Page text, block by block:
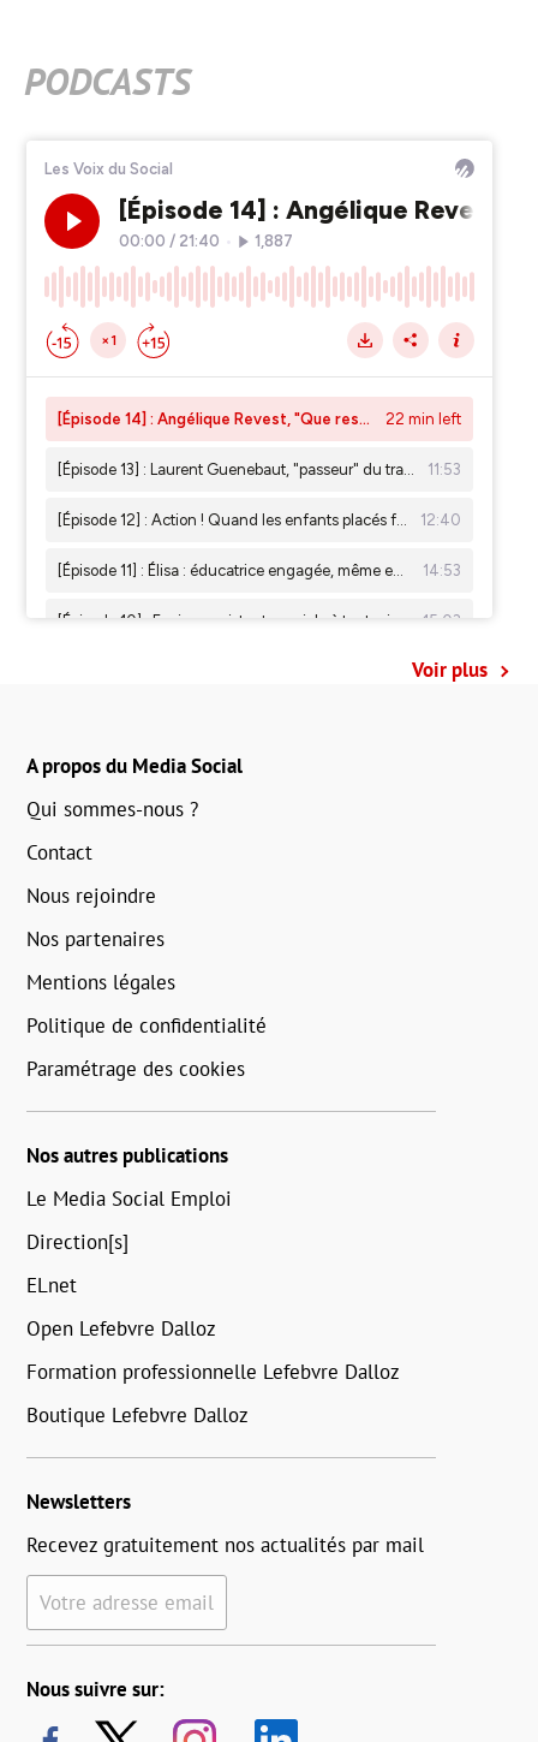
PODCASTS
Voir plus
A propos du Media Social
Qui sommes-nous ?
Contact
Nous rejoindre
Nos partenaires
Mentions légales
Politique de confidentialité
Paramétrage des cookies
Nos autres publications
Le Media Social Emploi
Direction[s]
ELnet
Open Lefebvre Dalloz
Formation professionnelle Lefebvre Dalloz
Boutique Lefebvre Dalloz
Newsletters
Recevez gratuitement nos actualités par mail
Votre adresse email
Nous suivre sur: